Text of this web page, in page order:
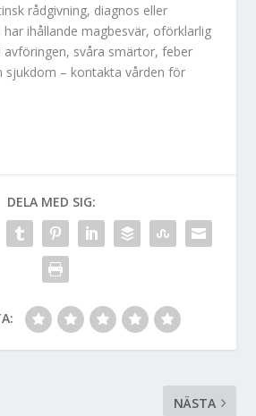
rådgivning, diagnos eller
har ihållande magbesvär, oförklarlig
avföringen, svåra smärtor, feber
sjukdom – kontakta vården för
DELA MED SIG:
NÄSTA